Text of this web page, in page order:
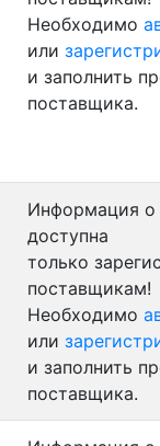
Необходимо
или
и заполнить
поставщика.
Информация о
доступна
только
поставщикам!
Необходимо
или
и заполнить
поставщика.